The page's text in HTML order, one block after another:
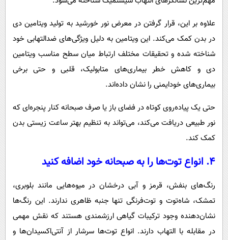
علاوه بر این، قرار گرفتن در معرض نور خورشید به تولید ویتامین دی
در بدن کمک می‌کند. این ویتامین به دلیل ویژگی‌های ضدالتهابی خود
شناخته شده و تحقیقات مختلف ارتباط میان سطح مناسب ویتامین
دی و کاهش خطر بیماری‌های متابولیک، قلبی و حتی برخی
بیماری‌های خودایمنی را نشان داده‌اند.
حتی یک پیاده‌روی کوتاه در فضای باز یا صرف صبحانه کنار پنجره‌ای که
نور طبیعی دریافت می‌کند، می‌تواند به تنظیم بهتر ساعت زیستی بدن
کمک کند.
۴. انواع توت‌ها را به صبحانه خود اضافه کنید
رنگ‌های بنفش، قرمز و آبی درخشان در میوه‌هایی مانند بلوبری،
تمشک، شاه‌توت و توت‌فرنگی تنها جنبه ظاهری ندارند. این رنگ‌ها
نشان‌دهنده وجود ترکیبات گیاهی ارزشمندی هستند که نقش مهمی
در مقابله با التهاب دارند. انواع توت‌ها سرشار از آنتی‌اکسیدان‌ها و